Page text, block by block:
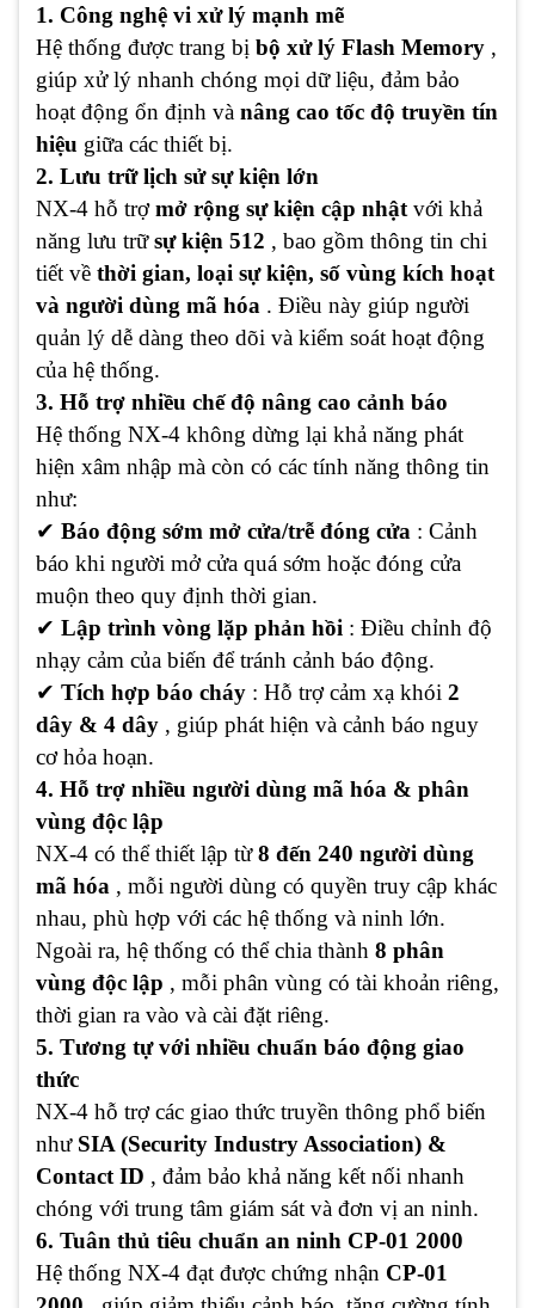
1. Công nghệ vi xử lý mạnh mẽ
Hệ thống được trang bị bộ xử lý Flash Memory ,
giúp xử lý nhanh chóng mọi dữ liệu, đảm bảo
hoạt động ổn định và nâng cao tốc độ truyền tín
hiệu giữa các thiết bị.
2. Lưu trữ lịch sử sự kiện lớn
NX-4 hỗ trợmở rộng sự kiện cập nhật với khả
năng lưu trữsự kiện 512 , bao gồm thông tin chi
tiết về thời gian, loại sự kiện, số vùng kích hoạt
và người dùng mã hóa . Điều này giúp người
quản lý dễ dàng theo dõi và kiểm soát hoạt động
của hệ thống.
3. Hỗ trợ nhiều chế độ nâng cao cảnh báo
Hệ thống NX-4 không dừng lại khả năng phát
hiện xâm nhập mà còn có các tính năng thông tin
như:
✔ Báo động sớm mở cửa/trễ đóng cửa : Cảnh
báo khi người mở cửa quá sớm hoặc đóng cửa
muộn theo quy định thời gian.
✔ Lập trình vòng lặp phản hồi : Điều chỉnh độ
nhạy cảm của biến để tránh cảnh báo động.
✔ Tích hợp báo cháy : Hỗ trợ cảm xạ khói 2
dây & 4 dây , giúp phát hiện và cảnh báo nguy
cơ hỏa hoạn.
4. Hỗ trợ nhiều người dùng mã hóa & phân
vùng độc lập
NX-4 có thể thiết lập từ8 đến 240 người dùng
mã hóa , mỗi người dùng có quyền truy cập khác
nhau, phù hợp với các hệ thống và ninh lớn.
Ngoài ra, hệ thống có thể chia thành 8 phân
vùng độc lập , mỗi phân vùng có tài khoản riêng,
thời gian ra vào và cài đặt riêng.
5. Tương tự với nhiều chuẩn báo động giao
thức
NX-4 hỗ trợ các giao thức truyền thông phổ biến
như SIA (Security Industry Association) &
Contact ID , đảm bảo khả năng kết nối nhanh
chóng với trung tâm giám sát và đơn vị an ninh.
6. Tuân thủ tiêu chuẩn an ninh CP-01 2000
Hệ thống NX-4 đạt được chứng nhận CP-01